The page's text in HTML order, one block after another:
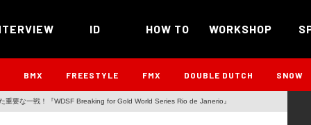
ID HOW TO WORKSHOP
BMX FREESTYLE FMX DOUBLE DUTCH SNOW
重要な一戦！『WDSF Breaking for Gold World Series Rio de Janerio』